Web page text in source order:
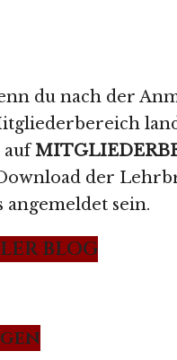
du nach der
auf
der
angemeldet sein.
BLOG